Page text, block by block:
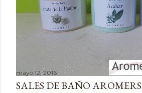
o
mayo 12, 2016
SALES DE BAÑO AROMERS